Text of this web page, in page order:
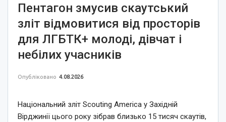
Пентагон змусив скаутський
зліт відмовитися від просторів
для ЛГБТК+ молоді, дівчат і
небілих учасників
Опубліковано 4.08.2026
Національний зліт Scouting America у Західній
Вірджинії цього року зібрав близько 15 тисяч скаутів,